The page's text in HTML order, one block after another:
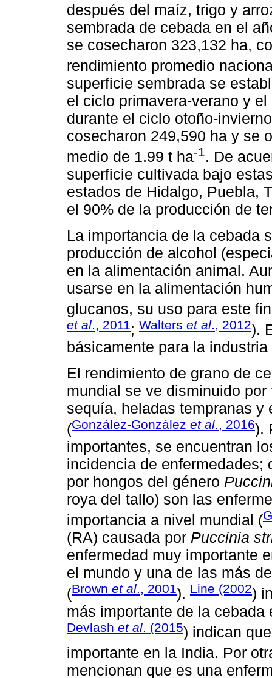
después del maíz, trigo y
sembrada de cebada en el
se cosecharon 323,132 ha,
rendimiento promedio
superficie sembrada se
el ciclo primavera-verano y
durante el ciclo otoño-
cosecharon 249,590 ha y se
medio de 1.99 t ha-1. De
superficie cultivada bajo
estados de Hidalgo, Puebla,
el 90% de la producción de
La importancia de la cebada
producción de alcohol
en la alimentación animal.
usarse en la alimentación
glucanos, su uso para este
et al., 2011; Walters et al., 2012).
básicamente para la
El rendimiento de grano de
mundial se ve disminuido
sequía, heladas tempranas
(González-González et al ., 2016).
importantes, se encuentran
incidencia de enfermedades;
por hongos del género
roya del tallo) son las
importancia a nivel mundial (
(RA) causada por Puccinia
enfermedad muy importante
el mundo y una de las más
(Brown et al., 2001). Line (2002)
más importante de la
Devlash et al . (2015) indican
importante en la India. Por
mencionan que es una